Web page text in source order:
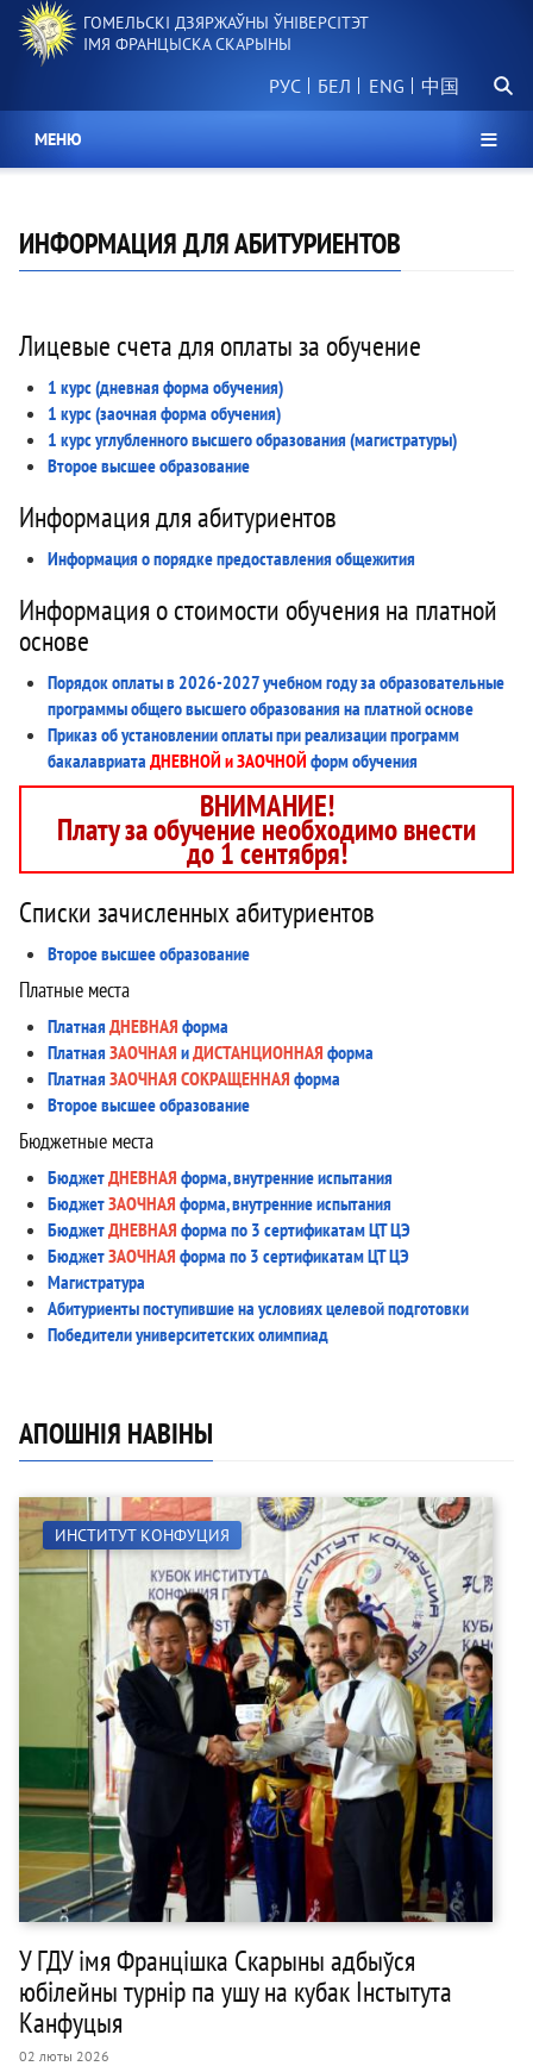
Перайсці
асноўнага
ГОМЕЛЬСКІ ДЗЯРЖАЎНЫ ЎНІВЕРСІТЭТ
ІМЯ ФРАНЦЫСКА СКАРЫНЫ
РУС БЕЛ 中国
МЕНЮ
ИНФОРМАЦИЯ ДЛЯ АБИТУРИЕНТОВ
Лицевые счета для оплаты за обучение
1 курс (дневная форма обучения)
1 курс (заочная форма обучения)
1 курс углубленного высшего образования (магистратуры)
Второе высшее образование
Информация для абитуриентов
Информация о порядке предоставления общежития
Информация о стоимости обучения на платной
основе
Порядок оплаты в 2026-2027 учебном году за образовательные
программы общего высшего образования на платной основе
Приказ об установлении оплаты при реализации программ
бакалавриата ДНЕВНОЙ и ЗАОЧНОЙ форм обучения
ВНИМАНИЕ!
Плату за обучение необходимо внести
до 1 сентября!
Списки зачисленных абитуриентов
Второе высшее образование
Платные места
Платная ДНЕВНАЯ форма
Платная ЗАОЧНАЯ иДИСТАНЦИОННАЯ форма
Платная ЗАОЧНАЯ СОКРАЩЕННАЯ форма
Второе высшее образование
Бюджетные места
БюджетДНЕВНАЯ форма, внутренние испытания
БюджетЗАОЧНАЯ форма, внутренние испытания
БюджетДНЕВНАЯ форма по 3 сертификатам ЦТ ЦЭ
БюджетЗАОЧНАЯ форма по 3 сертификатам ЦТ ЦЭ
Магистратура
Абитуриенты поступившие на условиях целевой подготовки
Победители университетских олимпиад
АПОШНІЯ НАВІНЫ
ИНСТИТУТ КОНФУЦИЯ
У ГДУ імя Францішка Скарыны адбыўся
юбілейны турнір па ушу на кубак Інстытута
Канфуцыя
02 люты 2026